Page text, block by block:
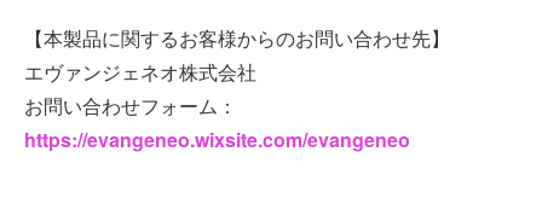
【本製品に関するお客様からのお問い合わせ先】
エヴァンジェネオ株式会社
お問い合わせフォーム：
https://evangeneo.wixsite.com/evangeneo